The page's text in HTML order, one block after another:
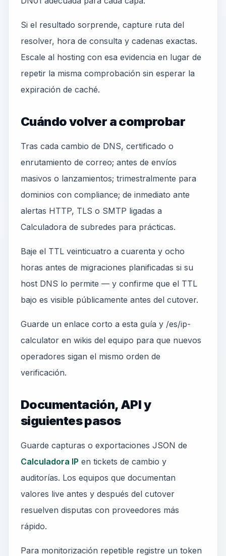
Si el resultado sorprende, capture ruta del
resolver, hora de consulta y cadenas exactas.
Escale al hosting con esa evidencia en lugar de
repetir la misma comprobación sin esperar la
expiración de caché.
Cuándo volver a comprobar
Tras cada cambio de DNS, certificado o
enrutamiento de correo; antes de envíos
masivos o lanzamientos; trimestralmente para
dominios con compliance; de inmediato ante
alertas HTTP, TLS o SMTP ligadas a
Calculadora de subredes para prácticas.
Baje el TTL veinticuatro a cuarenta y ocho
horas antes de migraciones planificadas si su
host DNS lo permite — y confirme que el TTL
bajo es visible públicamente antes del cutover.
Guarde un enlace corto a esta guía y /es/ip-
calculator en wikis del equipo para que nuevos
operadores sigan el mismo orden de
verificación.
Documentación, API y
siguientes pasos
Guarde capturas o exportaciones JSON de
Calculadora IP en tickets de cambio y
auditorías. Los equipos que documentan
valores live antes y después del cutover
resuelven disputas con proveedores más
rápido.
Para monitorización repetible registre un token